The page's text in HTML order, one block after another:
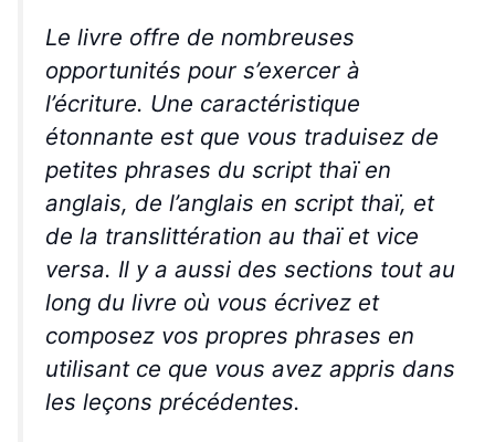
Le livre offre de nombreuses
opportunités pour s’exercer à
l’écriture. Une caractéristique
étonnante est que vous traduisez de
petites phrases du script thaï en
anglais, de l’anglais en script thaï, et
de la translittération au thaï et vice
versa. Il y a aussi des sections tout au
long du livre où vous écrivez et
composez vos propres phrases en
utilisant ce que vous avez appris dans
les leçons précédentes.